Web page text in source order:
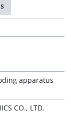
apparatus
CO., LTD.